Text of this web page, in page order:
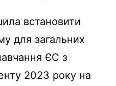
встановити
для загальних
ЄС з
2023 року на